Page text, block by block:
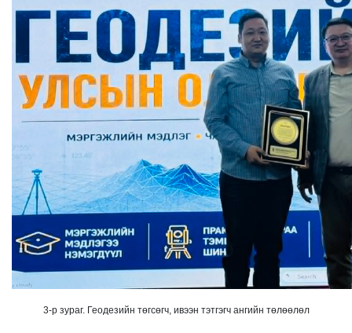
3-р зураг. Геодезийн төгсөгч, ивээн тэтгэгч ангийн төлөөлөл